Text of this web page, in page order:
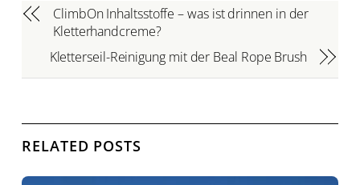
ClimbOn Inhaltsstoffe – was ist drinnen in der
Kletterhandcreme?
Kletterseil-Reinigung mit der Beal Rope Brush
RELATED POSTS